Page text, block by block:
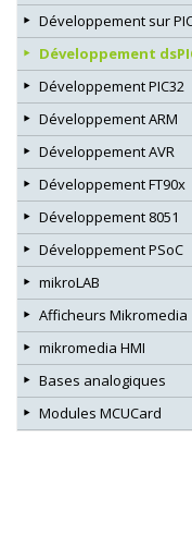
Développement sur
Développement
Développement PIC32
Développement ARM
Développement AVR
Développement FT90x
Développement 8051
Développement PSoC
mikroLAB
Afficheurs Mikromedia
mikromedia HMI
Bases analogiques
Modules MCUCard